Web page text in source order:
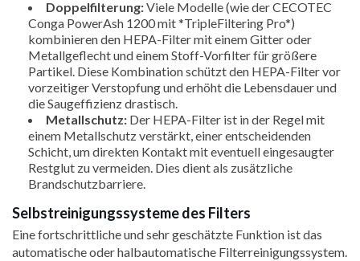
Doppelfilterung:Viele Modelle (wie der CECOTEC
Conga PowerAsh 1200 mit *TripleFiltering Pro*)
kombinieren den HEPA-Filter mit einem Gitter oder
Metallgeflecht und einem Stoff-Vorfilter für größere
Partikel. Diese Kombination schützt den HEPA-Filter vor
vorzeitiger Verstopfung und erhöht die Lebensdauer und
die Saugeffizienz drastisch.
Metallschutz: Der HEPA-Filter ist in der Regel mit
einem Metallschutz verstärkt, einer entscheidenden
Schicht, um direkten Kontakt mit eventuell eingesaugter
Restglut zu vermeiden. Dies dient als zusätzliche
Brandschutzbarriere.
Selbstreinigungssysteme des Filters
Eine fortschrittliche und sehr geschätzte Funktion ist das
automatische oder halbautomatische Filterreinigungssystem.